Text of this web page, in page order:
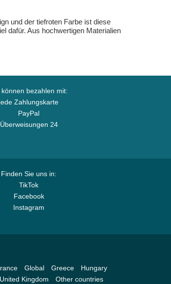
und der tiefroten Farbe ist diese
dafür. Aus hochwertigen Materialien
können bezahlen mit:
jede Zahlungskarte
PayPal
Überweisungen 24
Finden Sie uns in:
TikTok
Facebook
Instagram
Global Greece
Hungary
United Kingdom Other countries